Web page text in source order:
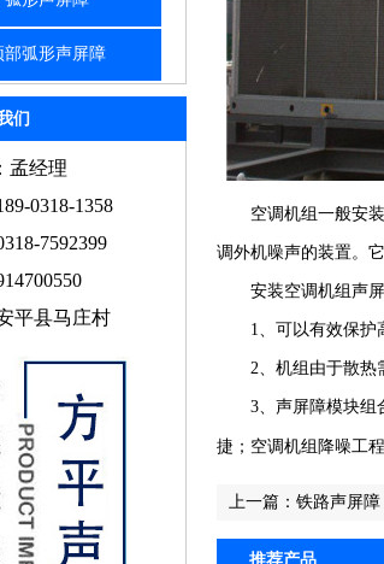
部弧形声屏障
们
孟经理
0318-1358
7592399
平县马庄村
空调机组一般安
调外机噪声的装置。
安装空调机组声
1、可以有效保护
2、机组由于散热
3、声屏障模块组
捷；空调机组降噪工
上一篇： 铁路声屏障
推荐产品